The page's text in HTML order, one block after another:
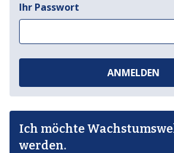
Ihr Passwort
ANMELDEN
Ich möchte
werden.